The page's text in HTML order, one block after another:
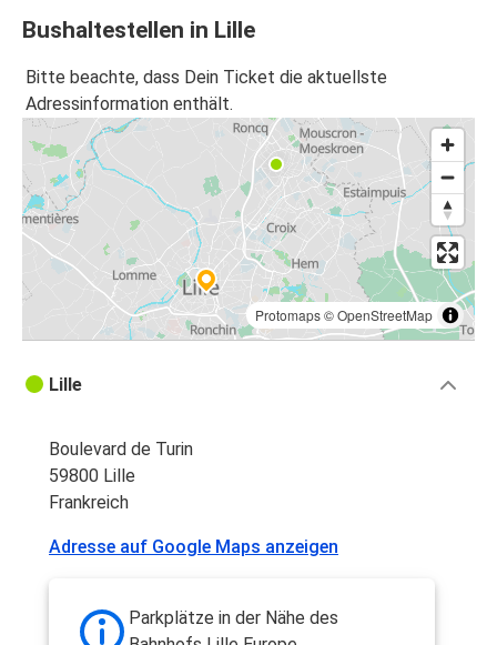
Bushaltestellen in Lille
Bitte beachte, dass Dein Ticket die aktuellste
Adressinformation enthält.
Protomaps©OpenStreetMap
Lille
Boulevard de Turin
59800 Lille
Frankreich
Adresse auf Google Maps anzeigen
Parkplätze in der Nähe des